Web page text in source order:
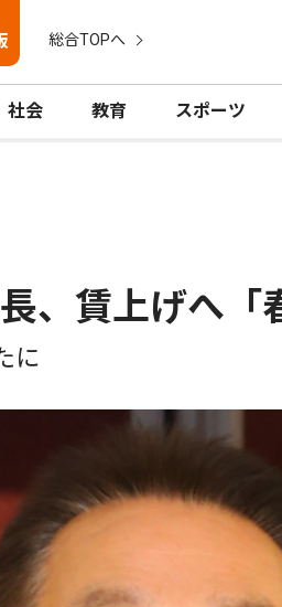
総合TOPへ
社会 教育 スポーツ
、賃上げへ「
に